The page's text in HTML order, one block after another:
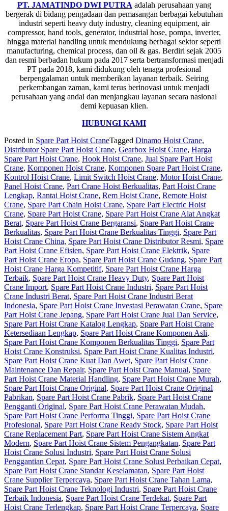
PT. JAMATINDO DWI PUTRA adalah perusahaan yang
bergerak di bidang pengadaan dan pemasangan berbagai kebutuhan
industri seperti heavy duty industry, cleaning equipment, air
compressor, hand tools, generator, industrial hose, pompa, inverter,
hingga material handling untuk mendukung berbagai sektor seperti
manufacturing, chemical process, dan oil & gas. Berdiri sejak 2005
dan resmi berbadan hukum pada 2017 serta bertransformasi menjadi
PT pada 2018, kami didukung oleh tenaga profesional
berpengalaman untuk memberikan layanan terbaik. Seiring
perkembangan zaman, kami terus berinovasi untuk menjadi
perusahaan yang andal dan menjangkau layanan secara nasional
demi kepuasan klien.
HUBUNGI KAMI
Posted in Spare Part Hoist CraneTagged Dinamo Hoist Crane,
Distributor Spare Part Hoist Crane, Gearbox Hoist Crane, Harga
Spare Part Hoist Crane, Hook Hoist Crane, Jual Spare Part Hoist
Crane, Komponen Hoist Crane, Komponen Spare Part Hoist Crane,
Kontrol Hoist Crane, Limit Switch Hoist Crane, Motor Hoist Crane,
Panel Hoist Crane, Part Crane Hoist Berkualitas, Part Hoist Crane
Lengkap, Rantai Hoist Crane, Rem Hoist Crane, Remote Hoist
Crane, Spare Part Chain Hoist Crane, Spare Part Electric Hoist
Crane, Spare Part Hoist Crane, Spare Part Hoist Crane Alat Angkat
Berat, Spare Part Hoist Crane Bergaransi, Spare Part Hoist Crane
Berkualitas, Spare Part Hoist Crane Berkualitas Tinggi, Spare Part
Hoist Crane China, Spare Part Hoist Crane Distributor Resmi, Spare
Part Hoist Crane Efisien, Spare Part Hoist Crane Elektrik, Spare
Part Hoist Crane Eropa, Spare Part Hoist Crane Gudang, Spare Part
Hoist Crane Harga Kompetitif, Spare Part Hoist Crane Harga
Terbaik, Spare Part Hoist Crane Heavy Duty, Spare Part Hoist
Crane Import, Spare Part Hoist Crane Industri, Spare Part Hoist
Crane Industri Berat, Spare Part Hoist Crane Industri Berat
Indonesia, Spare Part Hoist Crane Investasi Perawatan Crane, Spare
Part Hoist Crane Jepang, Spare Part Hoist Crane Jual Dan Service,
Spare Part Hoist Crane Katalog Lengkap, Spare Part Hoist Crane
Ketersediaan Lengkap, Spare Part Hoist Crane Komponen Asli,
Spare Part Hoist Crane Komponen Berkualitas Tinggi, Spare Part
Hoist Crane Konstruksi, Spare Part Hoist Crane Kualitas Industri,
Spare Part Hoist Crane Kuat Dan Awet, Spare Part Hoist Crane
Maintenance Dan Repair, Spare Part Hoist Crane Manual, Spare
Part Hoist Crane Material Handling, Spare Part Hoist Crane Murah,
Spare Part Hoist Crane Original, Spare Part Hoist Crane Original
Pabrikan, Spare Part Hoist Crane Pabrik, Spare Part Hoist Crane
Pengganti Original, Spare Part Hoist Crane Perawatan Mudah,
Spare Part Hoist Crane Performa Tinggi, Spare Part Hoist Crane
Profesional, Spare Part Hoist Crane Ready Stock, Spare Part Hoist
Crane Replacement Part, Spare Part Hoist Crane Sistem Angkat
Modern, Spare Part Hoist Crane Sistem Pengangkatan, Spare Part
Hoist Crane Solusi Industri, Spare Part Hoist Crane Solusi
Penggantian Cepat, Spare Part Hoist Crane Solusi Perbaikan Cepat,
Spare Part Hoist Crane Standar Keselamatan, Spare Part Hoist
Crane Supplier Terpercaya, Spare Part Hoist Crane Tahan Lama,
Spare Part Hoist Crane Teknologi Industri, Spare Part Hoist Crane
Terbaik Indonesia, Spare Part Hoist Crane Terdekat, Spare Part
Hoist Crane Terlengkap, Spare Part Hoist Crane Terpercaya, Spare